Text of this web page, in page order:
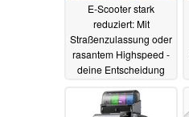
E-Scooter stark
reduziert: Mit
Straßenzulassung oder
rasantem Highspeed -
deine Entscheidung